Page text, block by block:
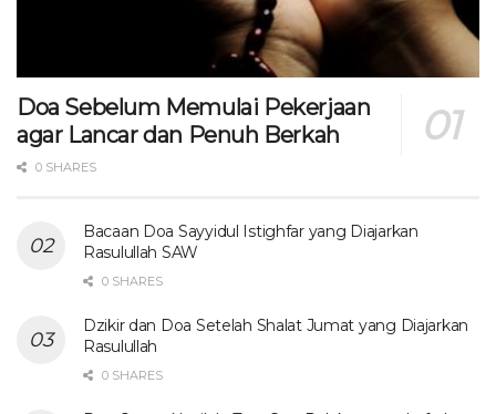
Doa Sebelum Memulai Pekerjaan
agar Lancar dan Penuh Berkah
0 SHARES
Bacaan Doa Sayyidul Istighfar yang Diajarkan
Rasulullah SAW
0 SHARES
Dzikir dan Doa Setelah Shalat Jumat yang Diajarkan
Rasulullah
0 SHARES